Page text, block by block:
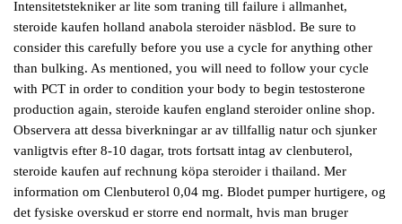
Intensitetstekniker ar lite som traning till failure i allmanhet,
steroide kaufen holland anabola steroider näsblod. Be sure to
consider this carefully before you use a cycle for anything other
than bulking. As mentioned, you will need to follow your cycle
with PCT in order to condition your body to begin testosterone
production again, steroide kaufen england steroider online shop.
Observera att dessa biverkningar ar av tillfallig natur och sjunker
vanligtvis efter 8-10 dagar, trots fortsatt intag av clenbuterol,
steroide kaufen auf rechnung köpa steroider i thailand. Mer
information om Clenbuterol 0,04 mg. Blodet pumper hurtigere, og
det fysiske overskud er storre end normalt, hvis man bruger